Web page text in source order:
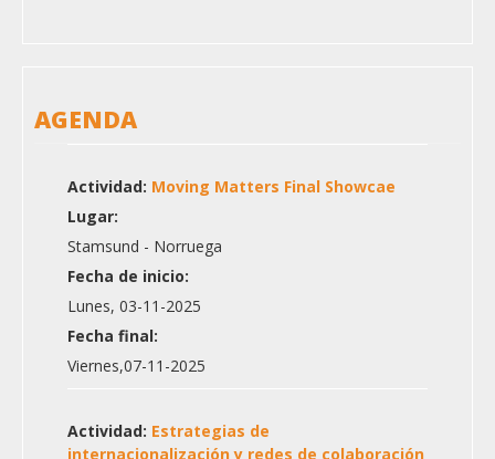
AGENDA
Actividad: Moving Matters Final Showcae
Lugar:
Stamsund - Norruega
Fecha de inicio:
Lunes, 03-11-2025
Fecha final:
Viernes,07-11-2025
Actividad: Estrategias de
internacionalización y redes de colaboración